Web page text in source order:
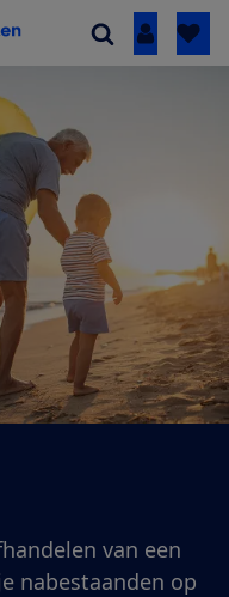
Inloggen
van een
nabestaanden op